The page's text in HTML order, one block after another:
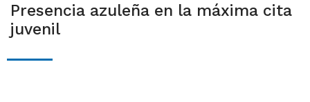
Presencia azuleña en la máxima cita
juvenil